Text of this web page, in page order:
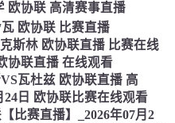
欧协联 高清赛事直播
欧协联 比赛直播
斯林 欧协联直播 比赛在线
协联直播 在线观看
瓦杜兹 欧协联直播 高
24日 欧协联比赛在线观看
比赛直播】_2026年07月2